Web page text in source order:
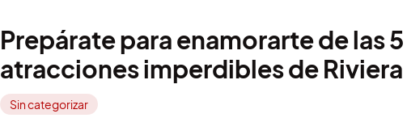
Prepárate para enamorarte de las 5
atracciones imperdibles de
Sin categorizar